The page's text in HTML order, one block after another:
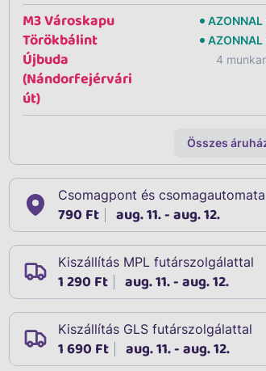
M3 Városkapu AZONNAL
Törökbálint AZONNAL
Újbuda
(Nándorfejérvári
út)
4
Összes
Csomagpont és csomagautomata
790 Ft aug. 11. - aug. 12.
Kiszállítás MPL futárszolgálattal
1 290 Ft aug. 11. - aug. 12.
Kiszállítás GLS futárszolgálattal
1 690 Ft aug. 11. - aug. 12.